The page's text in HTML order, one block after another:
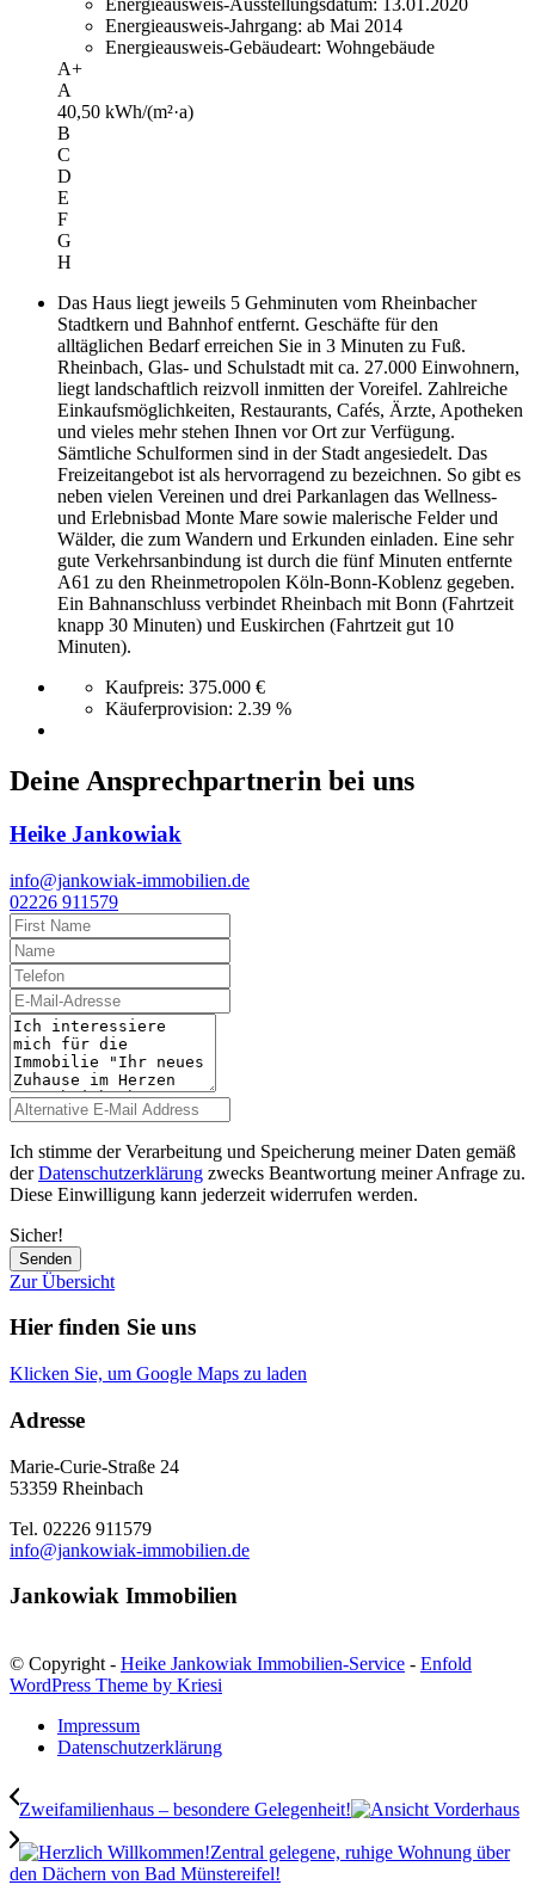
Energieausweis-Ausstellungsdatum:
13.01.2020
Energieausweis-Jahrgang: ab Mai 2014
Energieausweis-Gebäudeart: Wohngebäude
A+
A
40,50 kWh/(m²·a)
B
C
D
E
F
G
H
Das Haus liegt jeweils 5 Gehminuten vom Rheinbacher
Stadtkern und Bahnhof entfernt. Geschäfte für den
alltäglichen Bedarf erreichen Sie in 3 Minuten zu Fuß.
Rheinbach, Glas- und Schulstadt mit ca. 27.000 Einwohnern,
liegt landschaftlich reizvoll inmitten der Voreifel. Zahlreiche
Einkaufsmöglichkeiten, Restaurants, Cafés, Ärzte, Apotheken
und vieles mehr stehen Ihnen vor Ort zur Verfügung.
Sämtliche Schulformen sind in der Stadt angesiedelt. Das
Freizeitangebot ist als hervorragend zu bezeichnen. So gibt es
neben vielen Vereinen und drei Parkanlagen das Wellness-
und Erlebnisbad Monte Mare sowie malerische Felder und
Wälder, die zum Wandern und Erkunden einladen. Eine sehr
gute Verkehrsanbindung ist durch die fünf Minuten entfernte
A61 zu den Rheinmetropolen Köln-Bonn-Koblenz gegeben.
Ein Bahnanschluss verbindet Rheinbach mit Bonn (Fahrtzeit
knapp 30 Minuten) und Euskirchen (Fahrtzeit gut 10
Minuten).
Kaufpreis: 375.000 €
Käuferprovision: 2.39 %
Deine Ansprechpartnerin bei uns
Heike Jankowiak
info@jankowiak-immobilien.de
02226 911579
Ich stimme der Verarbeitung und Speicherung meiner Daten gemäß
derDatenschutzerklärung zwecks Beantwortung meiner Anfrage zu.
Diese Einwilligung kann jederzeit widerrufen werden.
Sicher!
Senden
Zur Übersicht
Hier finden Sie uns
Klicken Sie, um Google Maps zu laden
Adresse
Marie-Curie-Straße 24
53359 Rheinbach
Tel. 02226 911579
info@jankowiak-immobilien.de
Jankowiak Immobilien
© Copyright - Heike Jankowiak Immobilien-Service - Enfold
WordPress Theme by Kriesi
Impressum
Datenschutzerklärung
Zweifamilienhaus – besondere Gelegenheit!
Zentral gelegene, ruhige Wohnung über
den Dächern von Bad Münstereifel!